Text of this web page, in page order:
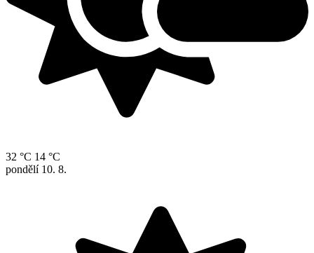
32 °C 14 °C
pondělí 10. 8.